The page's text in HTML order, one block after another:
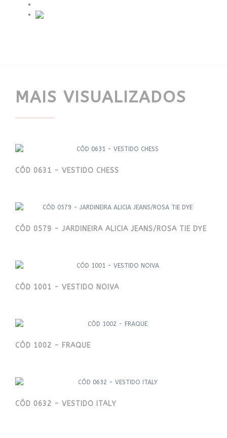
MAIS VISUALIZADOS
CÓD 0631 - VESTIDO CHESS
CÓD 0579 - JARDINEIRA ALICIA JEANS/ROSA TIE DYE
CÓD 1001 - VESTIDO NOIVA
CÓD 1002 - FRAQUE
CÓD 0632 - VESTIDO ITALY